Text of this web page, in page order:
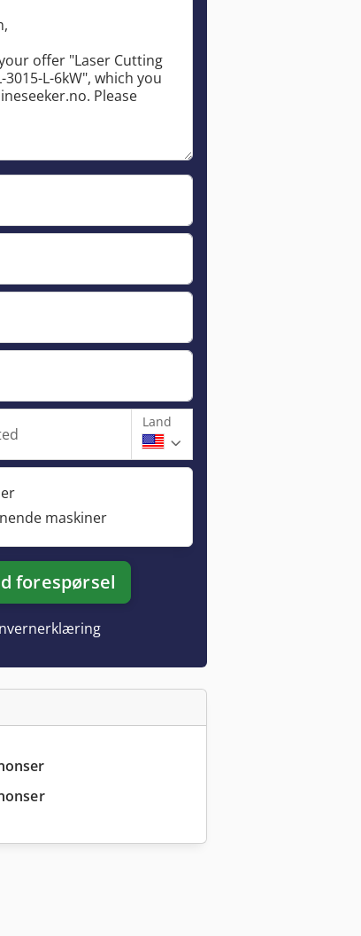
Land
maskiner
forespørsel